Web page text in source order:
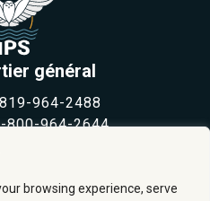
browsing experience, serve
général
819-964-2488
800-964-2644
PRÉVENTION